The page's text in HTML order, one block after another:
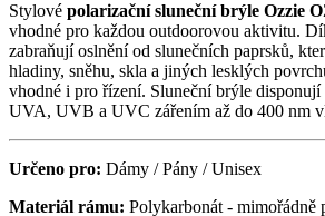
Stylové polarizační sluneční brýle Ozzie
vhodné pro každou outdoorovou aktivitu.
zabraňují oslnění od slunečních paprsků,
hladiny, sněhu, skla a jiných lesklých
vhodné i pro řízení. Sluneční brýle disponují
UVA, UVB a UVC zářením až do 400 nm
Určeno pro: Dámy / Pány / Unisex
Materiál rámu: Polykarbonát - mimořádně